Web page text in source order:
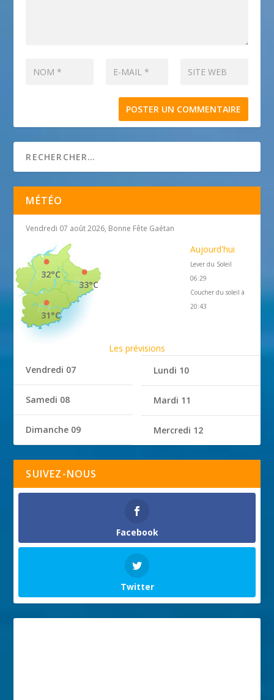
MÉTÉO
Vendredi 07 août 2026, Bonne Fête Gaétan
33°C
32°C
31°C
Aujourd'hui
Lever du Soleil
06:29
Coucher du soleil à
20:43
Les prévisions
Vendredi 07
Samedi 08
Dimanche 09
Lundi 10
Mardi 11
Mercredi 12
SUIVEZ-NOUS
Facebook
Twitter